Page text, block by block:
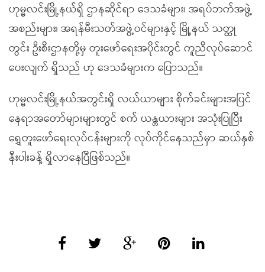
ဟုမ္မလင်းမြို့နယ်ရှိ ဌာနဆိုင်ရာ ဒေသခံများ၊ အရပ်ဘက်အဖွဲ့
အစည်းများ၊ အရန်မီးသတ်အဖွဲ့ဝင်များနှင့် မြို့နယ် သတ္ထု
တွင်း ဦးစီးဌာနတို့မှ တူးဖော်ရေးအပိုင်းတွင် ကူညီလုပ်ဆောင်
ပေးလျက် ရှိသည် ဟု ဒေသခံများက ပြောသည်။
ဟုမ္မလင်းမြို့နယ်အတွင်းရှိ လယ်ယာများ စိုက်ခင်းများအပြင်
နေရာအတော်များများတွင် စက် ယန္တယားများ အသုံးပြုပြီး
ရွှေတူးဖော်ရေးလုပ်ငန်းများကို လုပ်ကိုင်နေသည်မှာ ဆယ်နှစ်
နီးပါးခန့် ရှိလာနေပြီဖြစ်သည်။